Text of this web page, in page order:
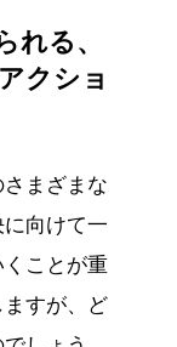
れる、
クショ
まざまな
向けて一
ことが重
すが、ど